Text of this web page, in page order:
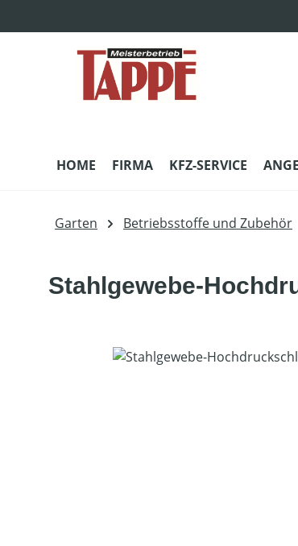
HOME FIRMA KFZ-SERVICE
Garten Betriebsstoffe und Zubehör
Stahlgewebe-
Bildergalerie überspringen